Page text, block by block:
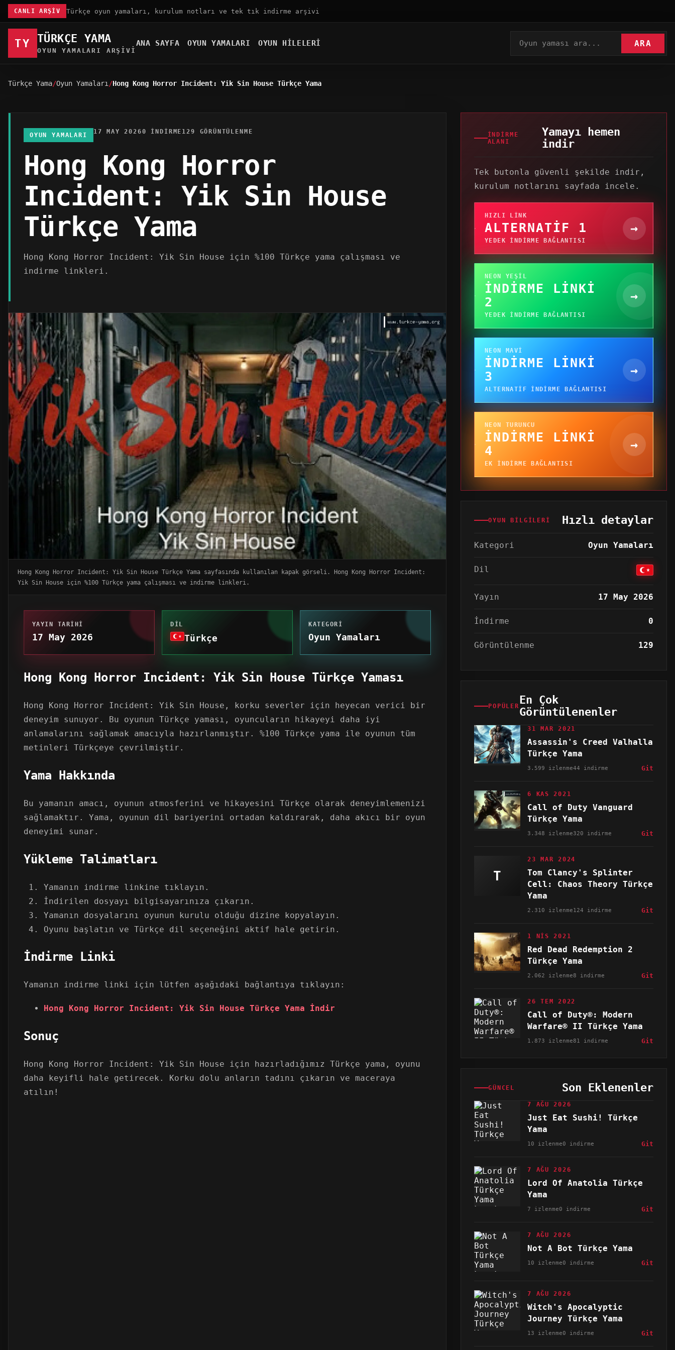
CANLI ARŞIV Türkçe oyun yamaları, kurulum notları ve tek tık indirme arşivi
TY TÜRKÇE YAMA
OYUN YAMALARI ARŞIVI
ANA SAYFA OYUN YAMALARI OYUN HILELERI ARA
Türkçe Yama Oyun Yamaları Hong Kong Horror Incident: Yik Sin House Türkçe Yama
OYUN YAMALARI 17 MAY 20260 INDIRME 129 GÖRÜNTÜLENME
Hong Kong Horror
Incident: Yik Sin House
Türkçe Yama
Hong Kong Horror Incident: Yik Sin House için %100 Türkçe yama çalışması ve
indirme linkleri.
Hong Kong Horror Incident: Yik Sin House Türkçe Yama sayfasında kullanılan kapak görseli. Hong Kong Horror Incident:
Yik Sin House için %100 Türkçe yama çalışması ve indirme linkleri.
YAYIN TARIHI
17 May 2026
DIL
Türkçe
KATEGORI
Oyun Yamaları
Hong Kong Horror Incident: Yik Sin House Türkçe Yaması
Hong Kong Horror Incident: Yik Sin House, korku severler için heyecan verici bir
deneyim sunuyor. Bu oyunun Türkçe yaması, oyuncuların hikayeyi daha iyi
anlamalarını sağlamak amacıyla hazırlanmıştır. %100 Türkçe yama ile oyunun tüm
metinleri Türkçeye çevrilmiştir.
Yama Hakkında
Bu yamanın amacı, oyunun atmosferini ve hikayesini Türkçe olarak deneyimlemenizi
sağlamaktır. Yama, oyunun dil bariyerini ortadan kaldırarak, daha akıcı bir oyun
deneyimi sunar.
Yükleme Talimatları
Yamanın indirme linkine tıklayın.
İndirilen dosyayı bilgisayarınıza çıkarın.
Yamanın dosyalarını oyunun kurulu olduğu dizine kopyalayın.
Oyunu başlatın ve Türkçe dil seçeneğini aktif hale getirin.
İndirme Linki
Yamanın indirme linki için lütfen aşağıdaki bağlantıya tıklayın:
Hong Kong Horror Incident: Yik Sin House Türkçe Yama İndir
Sonuç
Hong Kong Horror Incident: Yik Sin House için hazırladığımız Türkçe yama, oyunu
daha keyifli hale getirecek. Korku dolu anların tadını çıkarın ve maceraya
atılın!
İNDIRME
ALANI
Yamayı hemen
indir
Tek butonla güvenli şekilde indir,
kurulum notlarını sayfada incele.
HIZLI LINK
ALTERNATIF 1
YEDEK INDIRME BAĞLANTISI
→
NEON YEŞIL
İNDIRME LINKI
2
YEDEK INDIRME BAĞLANTISI
→
NEON MAVI
İNDIRME LINKI
3
ALTERNATIF INDIRME BAĞLANTISI
→
NEON TURUNCU
İNDIRME LINKI
4
EK INDIRME BAĞLANTISI
→
OYUN BILGILERI Hızlı detaylar
Kategori Oyun Yamaları
Dil
Yayın 17 May 2026
İndirme 0
Görüntülenme 129
POPÜLER En Çok
Görüntülenenler
31 MAR 2021
Assassin's Creed Valhalla
Türkçe Yama
3.599 izlenme44 indirme Git
6 KAS 2021
Call of Duty Vanguard
Türkçe Yama
3.348 izlenme320 indirme Git
T
23 MAR 2024
Tom Clancy's Splinter
Cell: Chaos Theory Türkçe
Yama
2.310 izlenme124 indirme Git
1 NIS 2021
Red Dead Redemption 2
Türkçe Yama
2.062 izlenme8 indirme Git
26 TEM 2022
Call of Duty®: Modern
Warfare® II Türkçe Yama
1.873 izlenme81 indirme Git
GÜNCEL Son Eklenenler
7 AĞU 2026
Just Eat Sushi! Türkçe
Yama
10 izlenme0 indirme Git
7 AĞU 2026
Lord Of Anatolia Türkçe
Yama
7 izlenme0 indirme Git
7 AĞU 2026
Not A Bot Türkçe Yama
10 izlenme0 indirme Git
7 AĞU 2026
Witch's Apocalyptic
Journey Türkçe Yama
13 izlenme0 indirme Git